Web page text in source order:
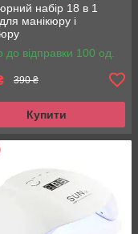
набір 18 в 1
манікюру і
до відправки 100 од.
390 ₴
Купити